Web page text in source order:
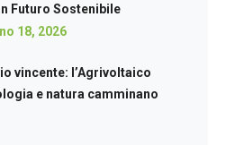
Futuro Sostenibile
18, 2026
vincente: l’Agrivoltaico
e natura camminano